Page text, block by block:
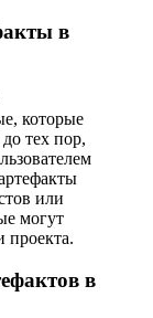
в
которые
тех пор,
или
могут
проекта.
в